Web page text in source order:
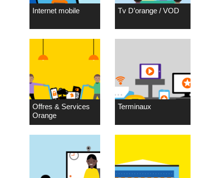
Internet mobile Tv D’orange / VOD
Offres & Services
Orange
Terminaux